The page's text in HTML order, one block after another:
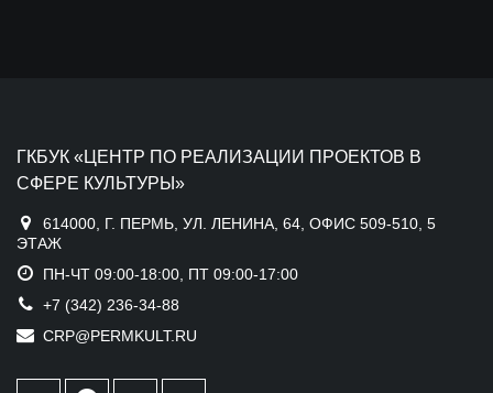
ГКБУК «ЦЕНТР ПО РЕАЛИЗАЦИИ ПРОЕКТОВ В
СФЕРЕ КУЛЬТУРЫ»
614000, Г. ПЕРМЬ, УЛ. ЛЕНИНА, 64, ОФИС 509-510, 5
ЭТАЖ
ПН-ЧТ 09:00-18:00, ПТ 09:00-17:00
+7 (342) 236-34-88
CRP@PERMKULT.RU